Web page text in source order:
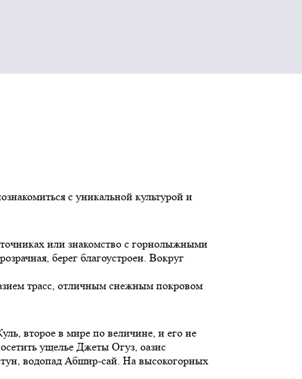
с уникальной культурой и
или знакомство с горнолыжными
берег благоустроен. Вокруг
трасс, отличным снежным покровом
второе в мире по величине, и его не
ущелье Джеты Огуз, оазис
водопад Абшир-сай. На высокогорных